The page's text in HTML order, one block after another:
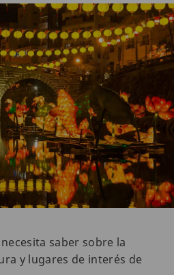
saber sobre la
y lugares de interés de